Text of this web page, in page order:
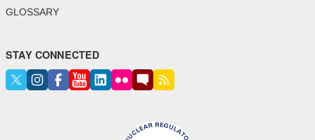
GLOSSARY
STAY CONNECTED